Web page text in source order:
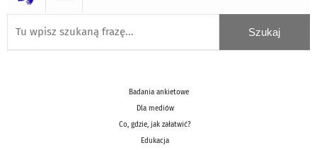
Badania ankietowe
Dla mediów
Co, gdzie, jak załatwić?
Edukacja